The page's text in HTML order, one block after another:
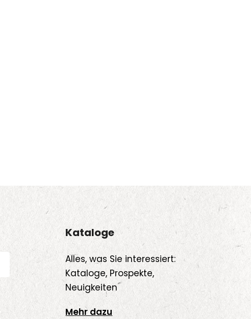
Kataloge
Alles, was Sie interessiert:
Kataloge, Prospekte,
Neuigkeiten
Mehr dazu